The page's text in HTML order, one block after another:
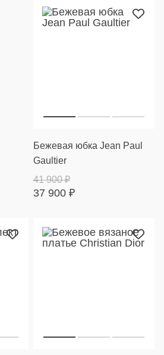
Бежевая юбка Jean Paul
Gaultier
37 900 ₽
41 900₽